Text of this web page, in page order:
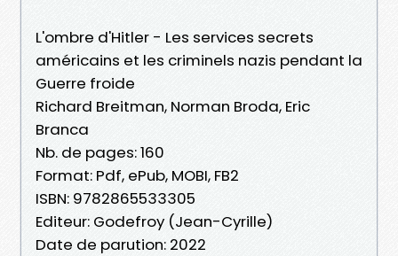
L'ombre d'Hitler - Les services secrets
américains et les criminels nazis pendant la
Guerre froide
Richard Breitman, Norman Broda, Eric
Branca
Nb. de pages: 160
Format: Pdf, ePub, MOBI, FB2
ISBN: 9782865533305
Editeur: Godefroy (Jean-Cyrille)
Date de parution: 2022